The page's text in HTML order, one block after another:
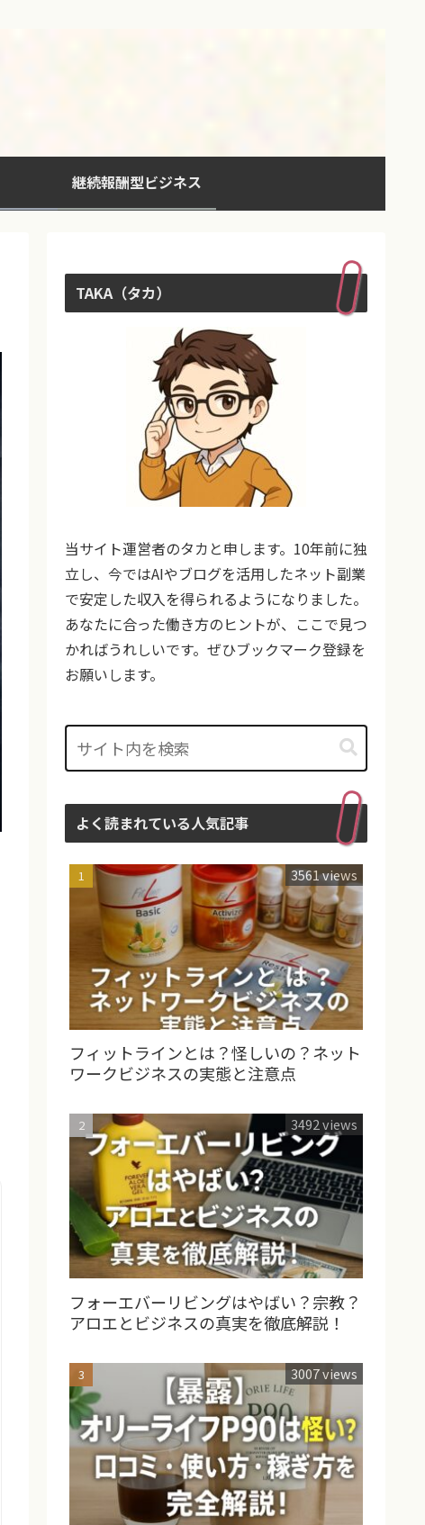
継続報酬型ビジネス
TAKA（タカ）
当サイト運営者のタカと申します。10年前に独
立し、今ではAIやブログを活用したネット副業
で安定した収入を得られるようになりました。
あなたに合った働き方のヒントが、ここで見つ
かればうれしいです。ぜひブックマーク登録を
お願いします。
よく読まれている人気記事
フィットラインとは？怪しいの？ネット
ワークビジネスの実態と注意点
3561 views
フォーエバーリビングはやばい？宗教？
アロエとビジネスの真実を徹底解説！
3492 views
3007 views